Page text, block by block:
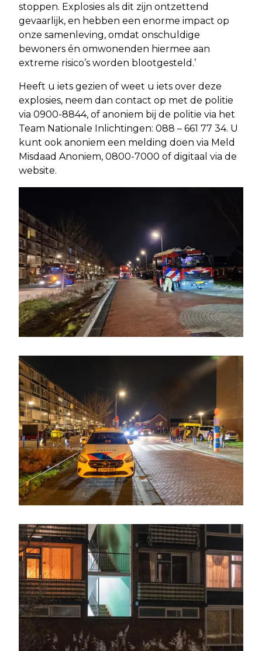
stoppen. Explosies als dit zijn ontzettend
gevaarlijk, en hebben een enorme impact op
onze samenleving, omdat onschuldige
bewoners én omwonenden hiermee aan
extreme risico’s worden blootgesteld.’
Heeft u iets gezien of weet u iets over deze
explosies, neem dan contact op met de politie
via 0900-8844, of anoniem bij de politie via het
Team Nationale Inlichtingen: 088 – 661 77 34. U
kunt ook anoniem een melding doen via Meld
Misdaad Anoniem, 0800-7000 of digitaal via de
website.